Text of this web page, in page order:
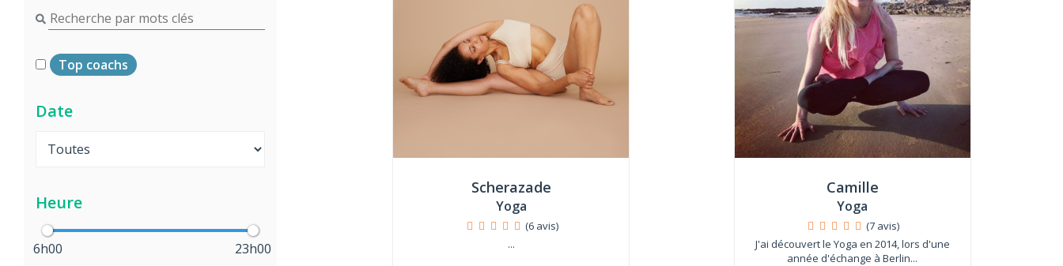
Top coachs
Date
Heure
6h00 23h00
Scherazade
Yoga
(6 avis)
...
Camille
Yoga
(7 avis)
J'ai découvert le Yoga en 2014, lors d'une
année d'échange à Berlin...